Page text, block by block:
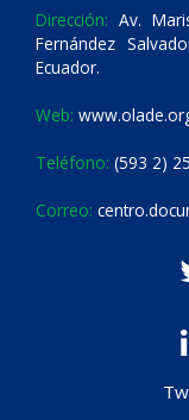
Dirección: Av.
Fernández
Ecuador.
Web:
Teléfono: (593 2)
Correo: